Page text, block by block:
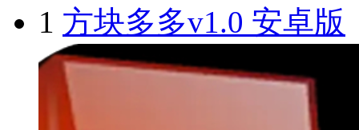
1 方块多多v1.0 安卓版